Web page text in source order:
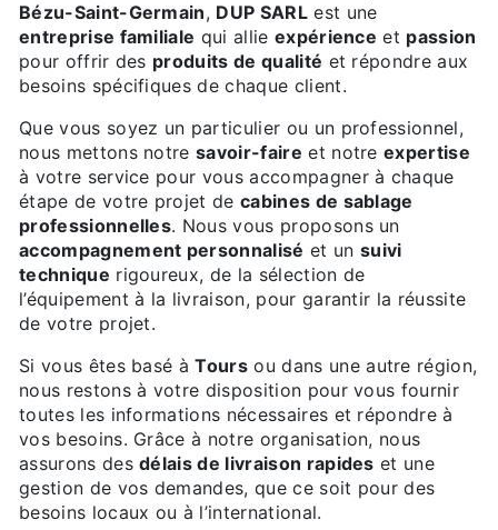
Bézu-Saint-Germain, DUP SARLest une
entreprise familiale qui allie expérience et passion
pour offrir des produits de qualité et répondre aux
besoins spécifiques de chaque client.
Que vous soyez un particulier ou un professionnel,
nous mettons notresavoir-faire et notreexpertise
à votre service pour vous accompagner à chaque
étape de votre projet decabines de sablage
professionnelles. Nous vous proposons un
accompagnement personnalisé et un suivi
technique rigoureux, de la sélection de
l’équipement à la livraison, pour garantir la réussite
de votre projet.
Si vous êtes basé àTours ou dans une autre région,
nous restons à votre disposition pour vous fournir
toutes les informations nécessaires et répondre à
vos besoins. Grâce à notre organisation, nous
assurons desdélais de livraison rapides et une
gestion de vos demandes, que ce soit pour des
besoins locaux ou à l’international.